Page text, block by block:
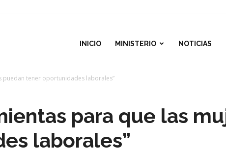
INICIO MINISTERIO NOTICIAS
puedan tener oportunidades laborales”
para que las
laborales”